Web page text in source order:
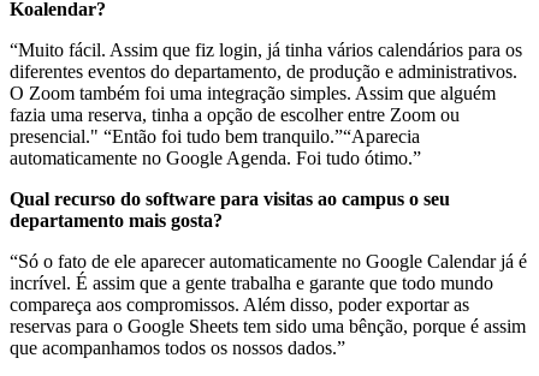
Koalendar?
“Muito fácil. Assim que fiz login, já tinha vários calendários para os
diferentes eventos do departamento, de produção e administrativos.
O Zoom também foi uma integração simples. Assim que alguém
fazia uma reserva, tinha a opção de escolher entre Zoom ou
presencial." “Então foi tudo bem tranquilo.”“Aparecia
automaticamente no Google Agenda. Foi tudo ótimo.”
Qual recurso do software para visitas ao campus o seu
departamento mais gosta?
“Só o fato de ele aparecer automaticamente no Google Calendar já é
incrível. É assim que a gente trabalha e garante que todo mundo
compareça aos compromissos. Além disso, poderexportar as
reservas para o Google Sheets tem sido uma bênção, porque é assim
que acompanhamos todos os nossos dados.”